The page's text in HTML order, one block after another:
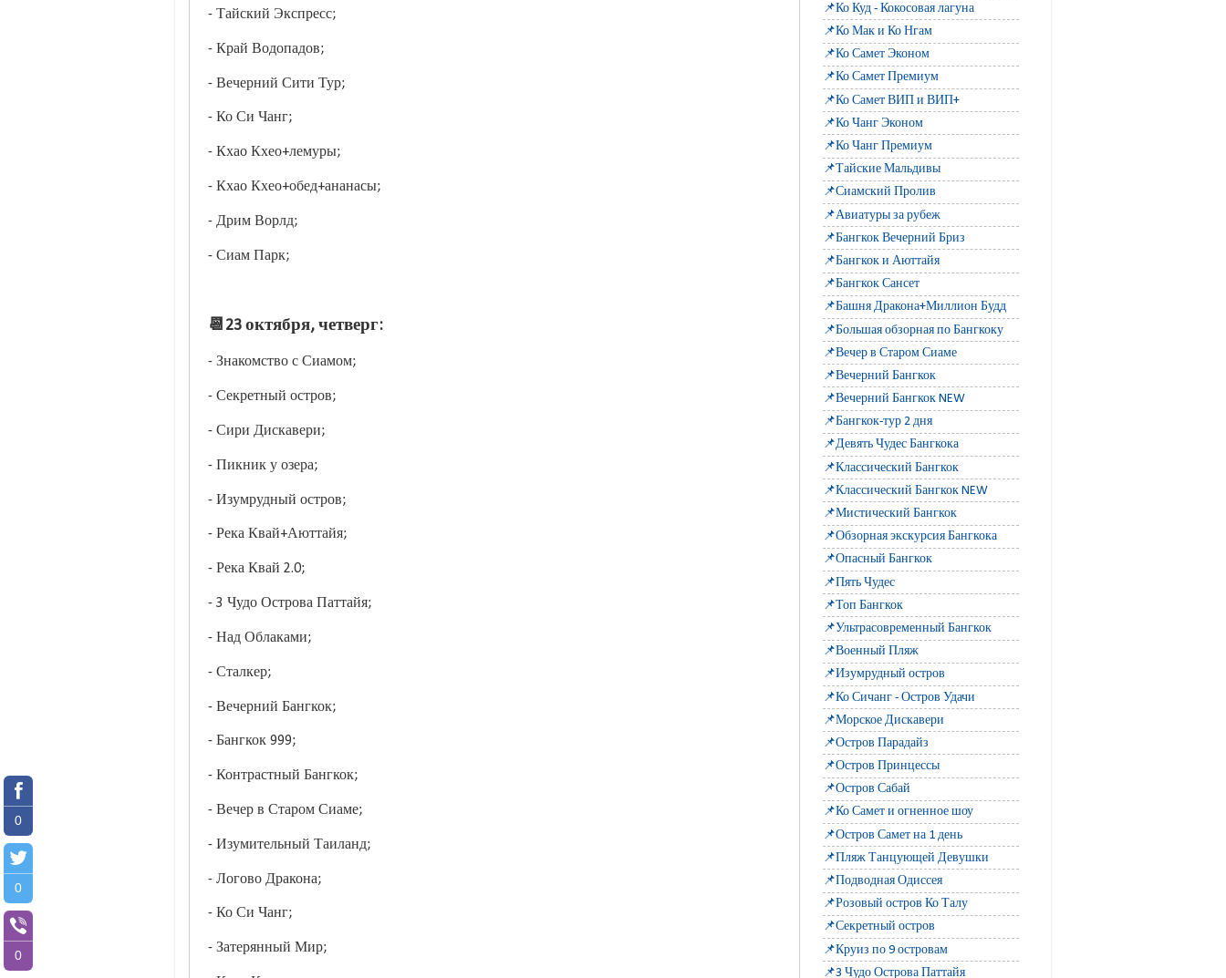
- Тайский Экспресс;
- Край Водопадов;
- Вечерний Сити Тур;
- Ко Си Чанг;
- Кхао Кхео+лемуры;
- Кхао Кхео+обед+ананасы;
- Дрим Ворлд;
- Сиам Парк;
📆23 октября, четверг:
- Знакомство с Сиамом;
- Секретный остров;
- Сири Дискавери;
- Пикник у озера;
- Изумрудный остров;
- Река Квай+Аюттайя;
- Река Квай 2.0;
- 3 Чудо Острова Паттайя;
- Над Облаками;
- Сталкер;
- Вечерний Бангкок;
- Бангкок 999;
- Контрастный Бангкок;
- Вечер в Старом Сиаме;
- Изумительный Таиланд;
- Логово Дракона;
- Ко Си Чанг;
- Затерянный Мир;
📌Ко Куд - Кокосовая лагуна
📌Ко Мак и Ко Нгам
📌Ко Самет Эконом
📌Ко Самет Премиум
📌Ко Самет ВИП и ВИП+
📌Ко Чанг Эконом
📌Ко Чанг Премиум
📌Тайские Мальдивы
📌Сиамский Пролив
📌Авиатуры за рубеж
📌Бангкок Вечерний Бриз
📌Бангкок и Аюттайя
📌Бангкок Сансет
📌Башня Дракона+Миллион Будд
📌Большая обзорная по Бангкоку
📌Вечер в Старом Сиаме
📌Вечерний Бангкок
📌Вечерний Бангкок NEW
📌Бангкок-тур 2 дня
📌Девять Чудес Бангкока
📌Классический Бангкок
📌Классический Бангкок NEW
📌Мистический Бангкок
📌Обзорная экскурсия Бангкока
📌Опасный Бангкок
📌Пять Чудес
📌Топ Бангкок
📌Ультрасовременный Бангкок
📌Военный Пляж
📌Изумрудный остров
📌Ко Сичанг - Остров Удачи
📌Морское Дискавери
📌Остров Парадайз
📌Остров Принцессы
📌Остров Сабай
📌Ко Самет и огненное шоу
📌Остров Самет на 1 день
📌Пляж Танцующей Девушки
📌Подводная Одиссея
📌Розовый остров Ко Талу
📌Секретный остров
📌Круиз по 9 островам
📌3 Чудо Острова Паттайя
0
0
0